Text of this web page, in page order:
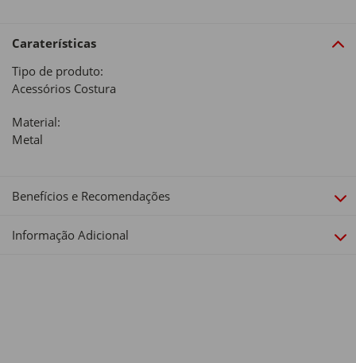
Caraterísticas
Tipo de produto:
Acessórios Costura
Material:
Metal
Benefícios e Recomendações
Informação Adicional